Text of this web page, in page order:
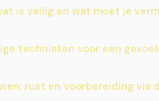
is veilig en wat moet je
technieken voor een
rust en voorbereiding via